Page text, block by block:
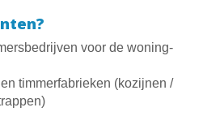
voor de woning-
timmerfabrieken (kozijnen /